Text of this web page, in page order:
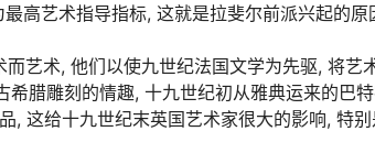
高艺术指导指标, 这就是拉斐尔前派兴起的原
艺术, 他们以使九世纪法国文学为先驱, 将艺
腊雕刻的情趣, 十九世纪初从雅典运来的巴
, 这给十九世纪末英国艺术家很大的影响, 特